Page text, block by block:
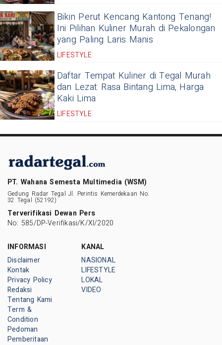
Bikin Perut Kencang Kantong Tenang!
Ini Pilihan Kuliner Murah di Pekalongan
yang Paling Laris Manis
LIFESTYLE
Daftar Tempat Kuliner di Tegal Murah
dan Lezat: Rasa Bintang Lima, Harga
Kaki Lima
LIFESTYLE
PT. Wahana Semesta Multimedia (WSM)
Gedung Radar Tegal Jl. Perintis Kemerdekaan No.
32 Tegal (52192)
Terverifikasi Dewan Pers
No: 585/DP-Verifikasi/K/XI/2020
INFORMASI
Disclaimer
Kontak
Privacy Policy
Redaksi
Tentang Kami
Term &
Condition
Pedoman
Pemberitaan
KANAL
NASIONAL
LIFESTYLE
LOKAL
VIDEO